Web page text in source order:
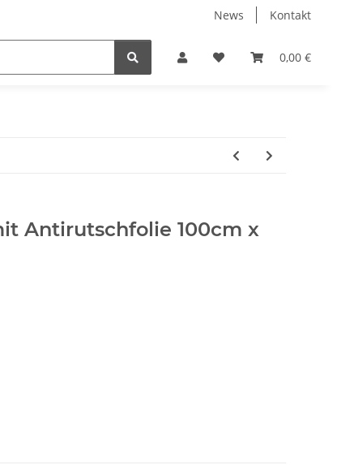
News Kontakt
0,00 €
Fliesen Zubehör Receiver
Antirutschfolie 100cm x